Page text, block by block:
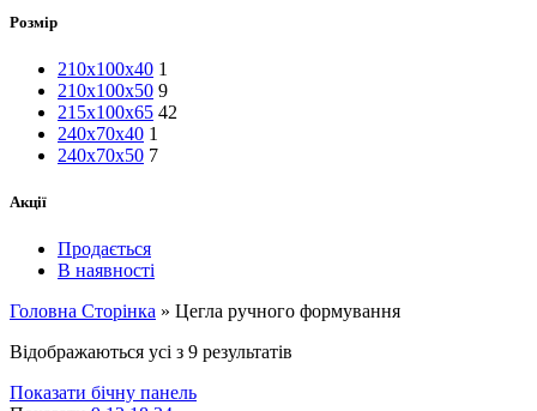
Розмір
210х100х40 1
210х100х50 9
215х100х65 42
240х70х40 1
240х70х50 7
Акції
Продається
В наявності
Головна Сторінка » Цегла ручного формування
Відображаються усі з 9 результатів
Показати бічну панель